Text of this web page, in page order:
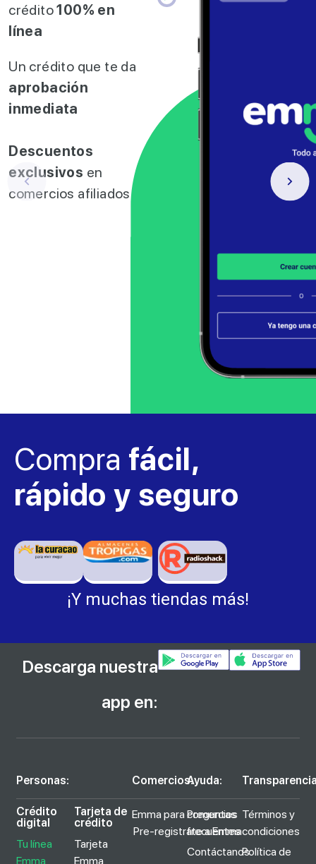
crédito100% en
línea
Un crédito que te da
aprobación
inmediata
Descuentos
exclusivos en
comercios afiliados
Compra fácil,
rápido y seguro
¡Y muchas tiendas más!
Descarga nuestra
app en:
Personas:
Crédito
digital
Tu línea
Emma
Tarjeta de
crédito
Tarjeta
Emma
Comercios:
Emma para comercios
Pre-registrate a Emma
Ayuda:
Preguntas
frecuentes
Contáctanos
Términos y
condiciones
Política de